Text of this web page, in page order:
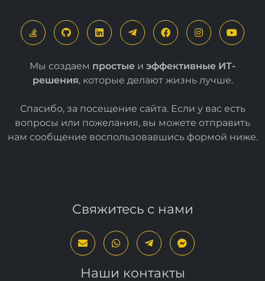
Мы создаем простые и эффективные ИТ-
решения, которые делают жизнь лучше.
Спасибо, за посещение сайта. Если у вас есть
вопросы или пожелания, вы можете отправить
нам сообщение воспользовавшись формой ниже.
Свяжитесь с нами
Наши контакты